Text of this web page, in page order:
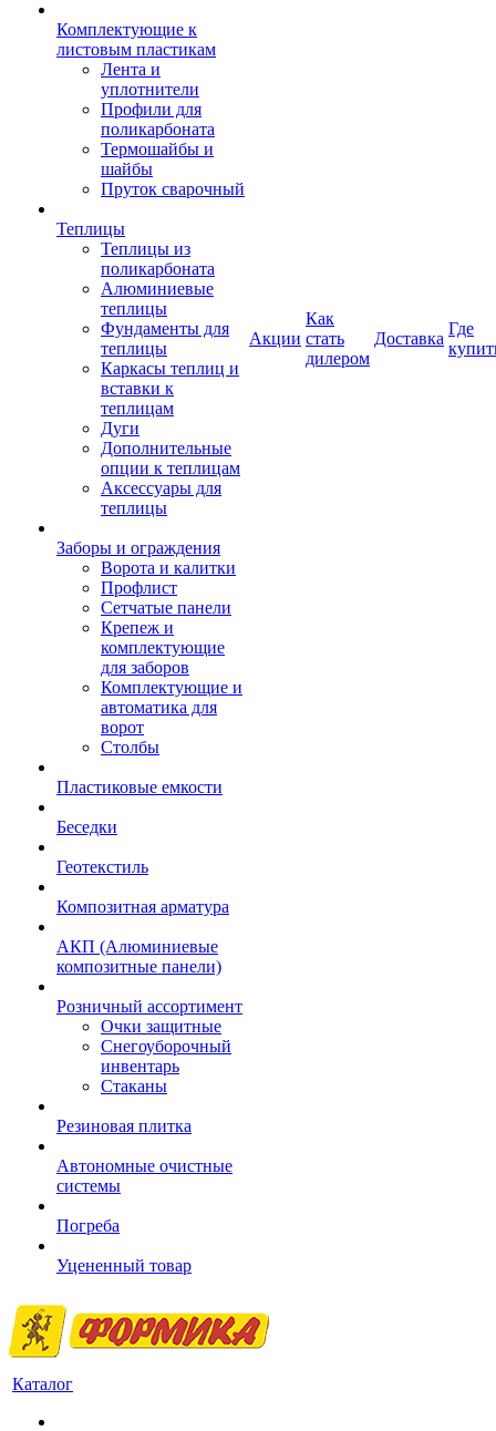
Комплектующие к
листовым пластикам
Лента и
уплотнители
Профили для
поликарбоната
Термошайбы и
шайбы
Пруток сварочный
Теплицы
Теплицы из
поликарбоната
Алюминиевые
теплицы
Фундаменты для
теплицы
Каркасы теплиц и
вставки к
теплицам
Дуги
Дополнительные
опции к теплицам
Аксессуары для
теплицы
Заборы и ограждения
Ворота и калитки
Профлист
Сетчатые панели
Крепеж и
комплектующие
для заборов
Комплектующие и
автоматика для
ворот
Столбы
Пластиковые емкости
Беседки
Геотекстиль
Композитная арматура
АКП (Алюминиевые
композитные панели)
Розничный ассортимент
Очки защитные
Снегоуборочный
инвентарь
Стаканы
Резиновая плитка
Автономные очистные
системы
Погреба
Уцененный товар
Акции
Как
стать
дилером
Доставка
Где
Каталог